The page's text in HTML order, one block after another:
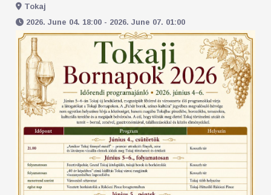
Tokaj
2026. June 04. 18:00 - 2026. June 07. 01:00